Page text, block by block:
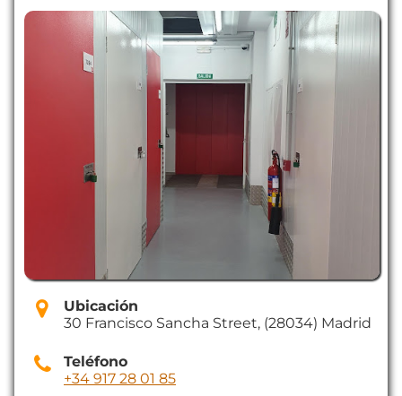
Ubicación
30 Francisco Sancha Street, (28034) Madrid
Teléfono
+34 917 28 01 85